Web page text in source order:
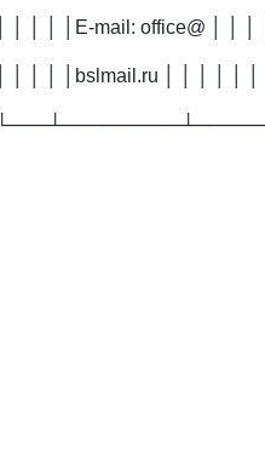
│ │ │ │ │E-mail: office@ │ │ │
│ │ │ │ │bslmail.ru │ │ │ │ │ │